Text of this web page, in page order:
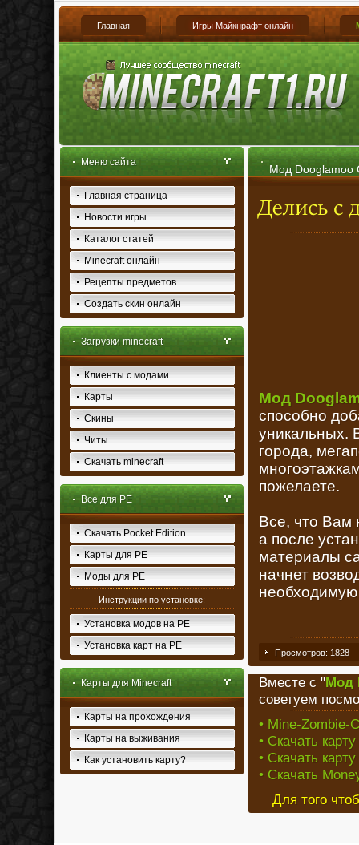
Главная Игры Майкнрафт онлайн
Меню сайта
Главная страница
Новости игры
Каталог статей
Minecraft онлайн
Рецепты предметов
Создать скин онлайн
Загрузки minecraft
Клиенты с модами
Карты
Скины
Читы
Скачать minecraft
Все для PE
Скачать Pocket Edition
Карты для PE
Моды для PE
Инструкции по установке:
Установка модов на PE
Установка карт на PE
Карты для Minecraft
Карты на прохождения
Карты на выживания
Как установить карту?
Мод Dooglamoo
Мод
способно
уникальных.
города,
пожелаете.
Все, что Вам
а после
материалы
начнет
Просмотров: 1828
Вместе с "Мод
советуем
• Mine-Zombie-
• Скачать
• Скачать
• Скачать
Для того